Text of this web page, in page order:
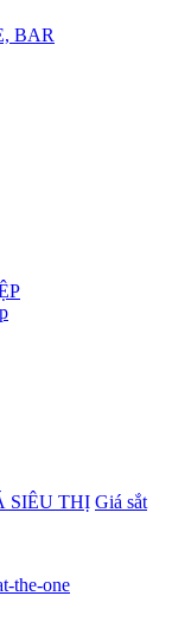
BAR
SIÊU THỊ Giá sắt
the-one